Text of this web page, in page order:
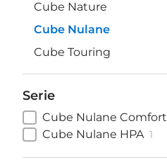
Cube Nature
Cube Nulane
Cube Touring
Serie
Cube Nulane Comfort
Cube Nulane HPA 1